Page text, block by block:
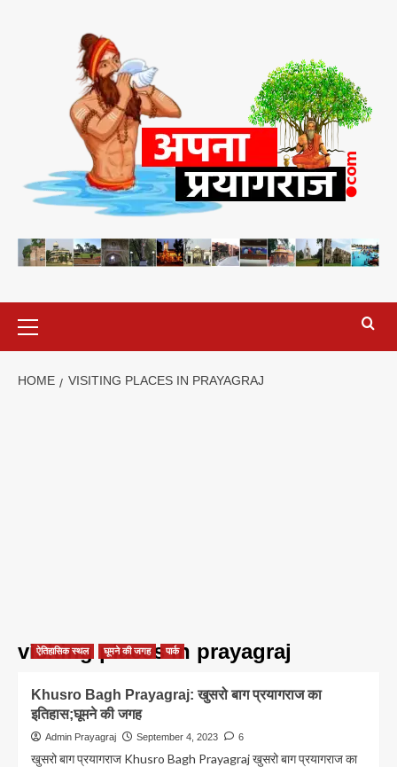
Menu
HOME VISITING PLACES IN PRAYAGRAJ
visiting places in prayagraj
ऐतिहासिक स्थल घूमने की जगह पार्क
Khusro Bagh Prayagraj: खुसरो बाग प्रयागराज का
इतिहास;घूमने की जगह
Admin Prayagraj September 4, 2023 6
खुसरो बाग प्रयागराज Khusro Bagh Prayagraj खुसरो बाग प्रयागराज का